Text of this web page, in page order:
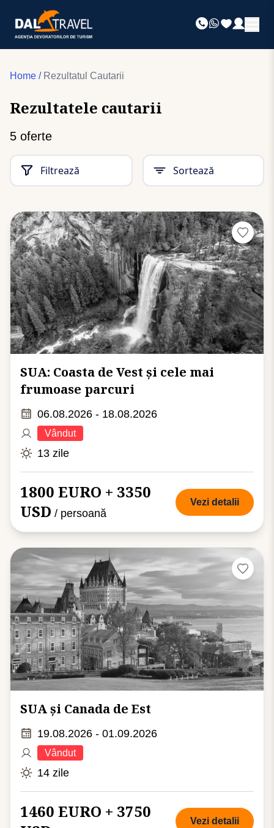
Home / Rezultatul Cautarii
Rezultatele cautarii
5 oferte
Filtrează Sortează
SUA: Coasta de Vest și cele mai
frumoase parcuri
06.08.2026 - 18.08.2026
Vândut
13 zile
1800 EURO + 3350
USD / persoană
Vezi detalii
SUA și Canada de Est
19.08.2026 - 01.09.2026
Vândut
14 zile
1460 EURO + 3750
Vezi detalii